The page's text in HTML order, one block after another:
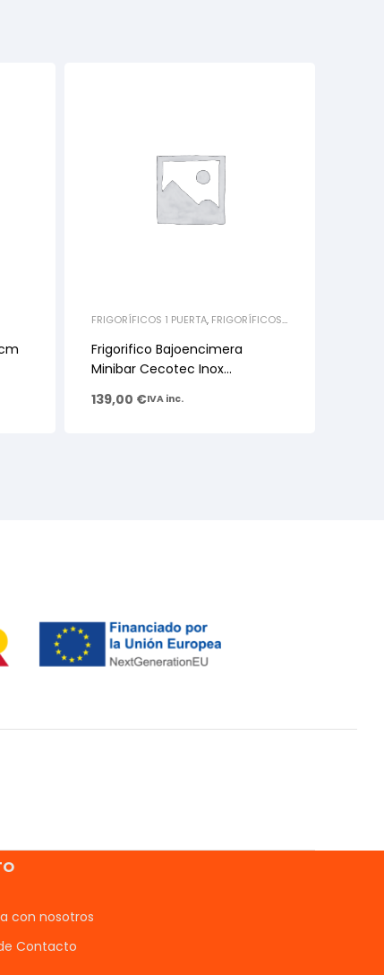
FRIGORÍFICOS 1 PUERTA, FRIGORÍFICOS
Frigorifico Bajoencimera
Minibar Cecotec Inox
139,00 €IVA inc.
con nosotros
Contacto